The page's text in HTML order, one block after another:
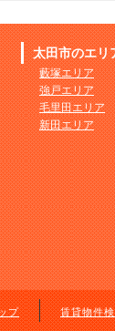
太田市のエリ
藪塚エリア
強戸エリア
毛里田エリア
新田エリア
プ 賃貸物件